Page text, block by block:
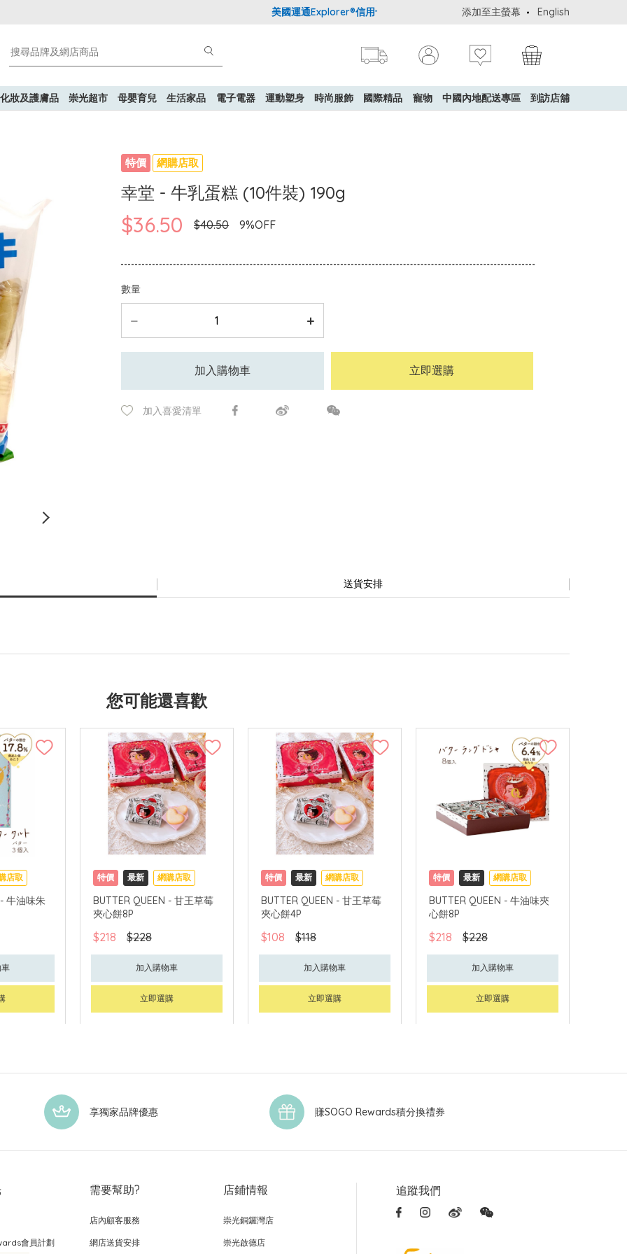
美國運通Explorer®信用卡會員購物禮遇：高達5%簽賬回贈！ 購買一般貨品(冷凍食
添加至主螢幕 English
化妝及護膚品 崇光超市 母嬰育兒 生活家品 電子電器 運動塑身 時尚服飾 國際精品 寵物 中國內地配送專區 到訪店舖
特價 網購店取
幸堂 - 牛乳蛋糕 (10件裝) 190g
$36.50 $40.50 9%OFF
數量
加入購物車 立即選購
加入喜愛清單
送貨安排
您可能還喜歡
店取
牛油味朱
特價 最新 網購店取
BUTTER QUEEN - 甘王草莓
夾心餅8P
$218 $228
加入購物車
立即選購
特價 最新 網購店取
BUTTER QUEEN - 甘王草莓
夾心餅4P
$108 $118
加入購物車
立即選購
特價 最新 網購店取
BUTTER QUEEN - 牛油味夾
心餅8P
$218 $228
加入購物車
立即選購
享獨家品牌優惠 賺SOGO Rewards積分換禮券
會員計劃
需要幫助?
店內顧客服務
網店送貨安排
店鋪情報
崇光銅鑼灣店
崇光啟德店
追蹤我們